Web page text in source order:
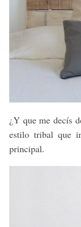
¿Y que me decís
estilo tribal que
principal.